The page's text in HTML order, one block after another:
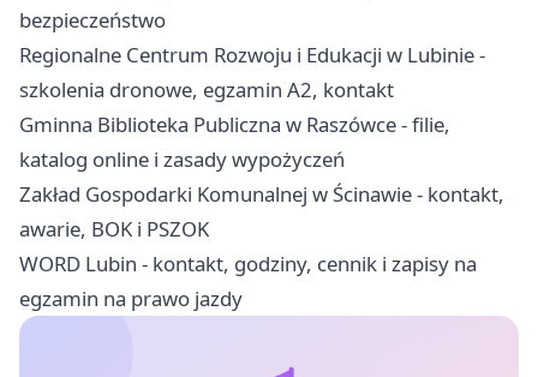
bezpieczeństwo
Regionalne Centrum Rozwoju i Edukacji w Lubinie -
szkolenia dronowe, egzamin A2, kontakt
Gminna Biblioteka Publiczna w Raszówce - filie,
katalog online i zasady wypożyczeń
Zakład Gospodarki Komunalnej w Ścinawie - kontakt,
awarie, BOK i PSZOK
WORD Lubin - kontakt, godziny, cennik i zapisy na
egzamin na prawo jazdy